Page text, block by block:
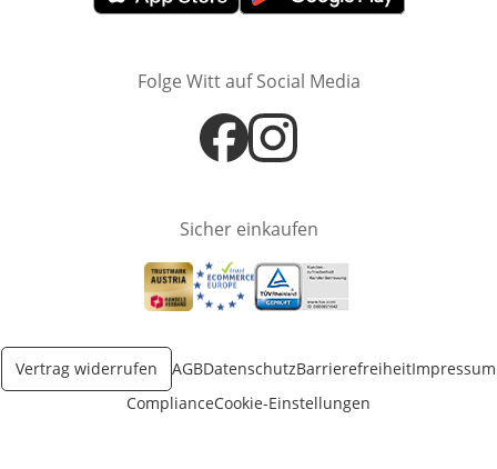
Öffnet in neuem FensterÖffnet in neuem Fenster
Folge Witt auf Social Media
Öffnet in neuem Fenster
Öffnet in neuem Fenster
Sicher einkaufen
Öffnet in neuem Fenster
Öffnet in neuem Fenster
Öffnet in neuem Fenster
Vertrag widerrufen AGBDatenschutzBarrierefreiheitImpressum
ComplianceCookie-Einstellungen